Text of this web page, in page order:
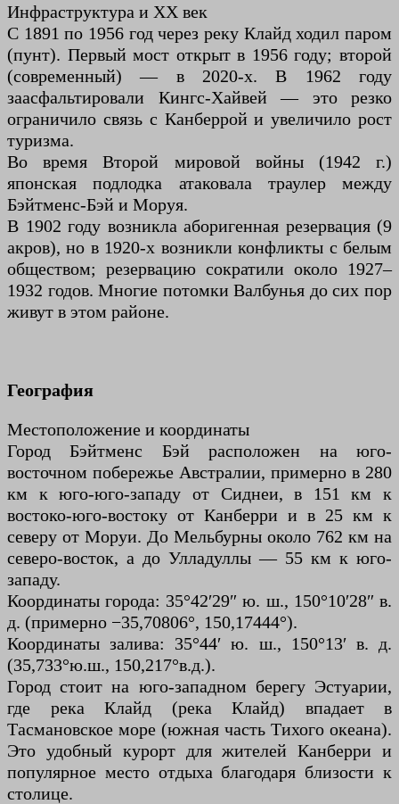
Инфраструктура и XX век
С 1891 по 1956 год через реку Клайд ходил паром
(пунт). Первый мост открыт в 1956 году; второй
(современный) — в 2020-х. В 1962 году
заасфальтировали Кингс-Хайвей — это резко
ограничило связь с Канберрой и увеличило рост
туризма.
Во время Второй мировой войны (1942 г.)
японская подлодка атаковала траулер между
Бэйтменс-Бэй и Моруя.
В 1902 году возникла аборигенная резервация (9
акров), но в 1920-х возникли конфликты с белым
обществом; резервацию сократили около 1927–
1932 годов. Многие потомки Валбунья до сих пор
живут в этом районе.
География
Местоположение и координаты
Город Бэйтменс Бэй расположен на юго-
восточном побережье Австралии, примерно в 280
км к юго-юго-западу от Сиднеи, в 151 км к
востоко-юго-востоку от Канберри и в 25 км к
северу от Моруи. До Мельбурны около 762 км на
северо-восток, а до Улладуллы — 55 км к юго-
западу.
Координаты города: 35°42′29″ ю. ш., 150°10′28″ в.
д. (примерно −35,70806°, 150,17444°).
Координаты залива: 35°44′ ю. ш., 150°13′ в. д.
(35,733°ю.ш., 150,217°в.д.).
Город стоит на юго-западном берегу Эстуарии,
где река Клайд (река Клайд) впадает в
Тасмановское море (южная часть Тихого океана).
Это удобный курорт для жителей Канберри и
популярное место отдыха благодаря близости к
столице.